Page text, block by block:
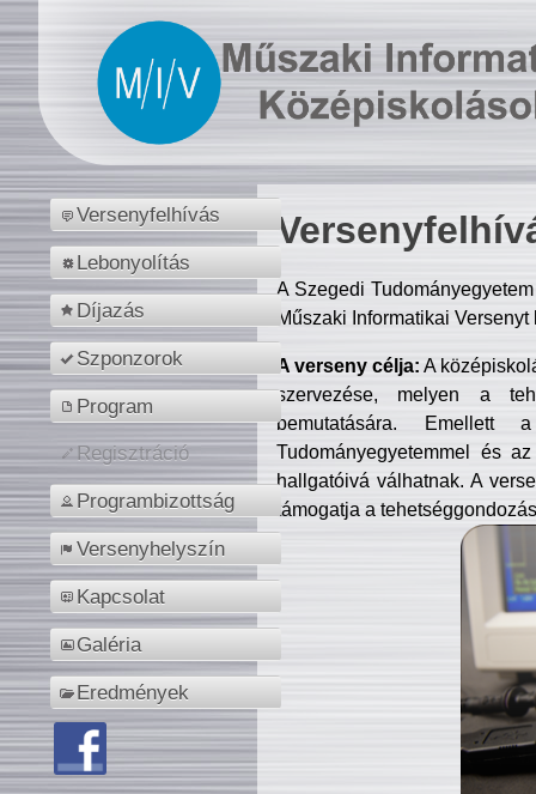
Versenyfelhívás
Lebonyolítás
Díjazás
Szponzorok
Program
Regisztráció
Programbizottság
Versenyhelyszín
Kapcsolat
Galéria
Eredmények
A Szegedi
Műszaki Informatikai
A verseny célja: A
szervezése, melyen a
bemutatására. Emellett
Tudományegyetemmel és
hallgatóivá válhatnak. A
támogatja a